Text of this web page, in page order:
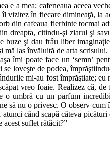
e a mea; cafeneaua aceea
vizitez în fiecare dimineaţă, la
din cafeaua fierbinte tocmai
dreapta, citindu-şi ziarul şi
buze şi dau frâu liber
las învăluită de arta
îmi poate face un ‘semn’
se loveşte de podea,
mi-au fost împrăştiate;
vreo foaie. Realizez că,
umbră cu un parfum
să nu o privesc. O observ
când scapă câteva
suflet rătăcit?”